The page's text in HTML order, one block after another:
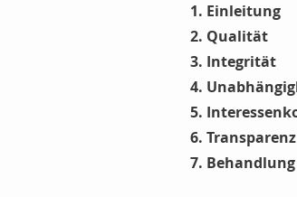
1. Einleitung
2. Qualität
3. Integrität
4.
5.
6. Transparenz
7.